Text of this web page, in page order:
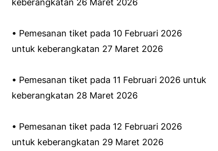
• Pemesanan tiket pada 10 Februari 2026
untuk keberangkatan 27 Maret 2026
• Pemesanan tiket pada 11 Februari 2026 untuk
keberangkatan 28 Maret 2026
• Pemesanan tiket pada 12 Februari 2026
untuk keberangkatan 29 Maret 2026